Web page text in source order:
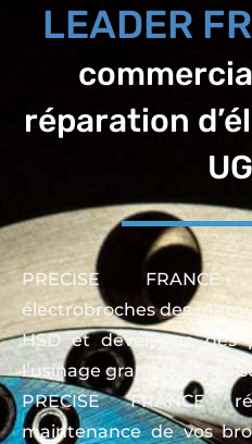
LEADER
réparation
PRECISE
électrobroches des
HSD et développe des
l’usinage grande vitesse
PRECISE FRANCE
maintenance de vos